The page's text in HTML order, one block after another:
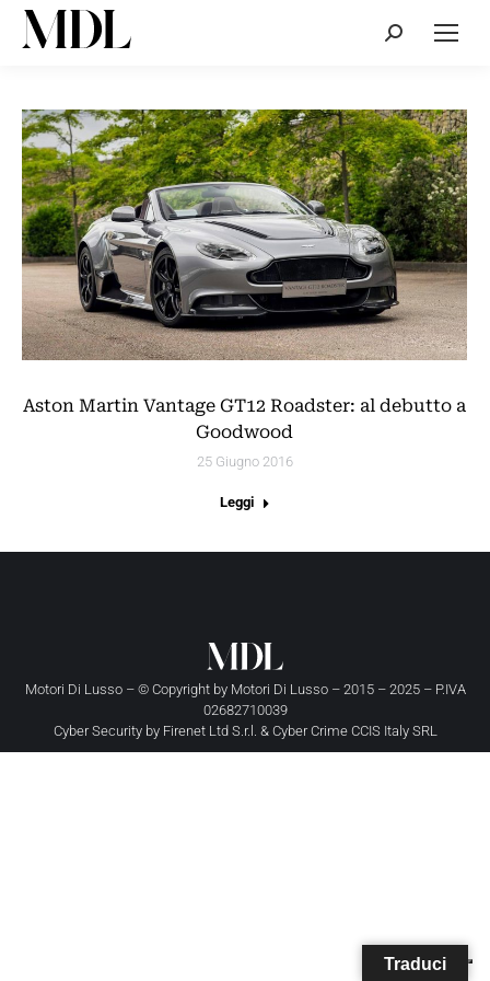
Cerca:
Aston Martin Vantage GT12 Roadster: al debutto a
Goodwood
25 Giugno 2016
Leggi
Motori Di Lusso – © Copyright by Motori Di Lusso– 2015 – 2025 – P.IVA
02682710039
Cyber Security by Firenet Ltd S.r.l. & Cyber Crime CCIS Italy SRL
Traduci